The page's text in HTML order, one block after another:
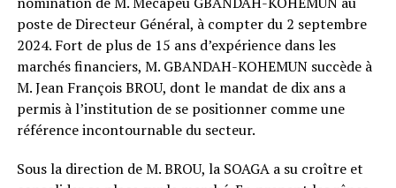
poste de Directeur Général, à compter du 2 septembre
2024. Fort de plus de 15 ans d’expérience dans les
marchés financiers, M. GBANDAH-KOHEMUN succède à
M. Jean François BROU, dont le mandat de dix ans a
permis à l’institution de se positionner comme une
référence incontournable du secteur.
Sous la direction de M. BROU, la SOAGA a su croître et